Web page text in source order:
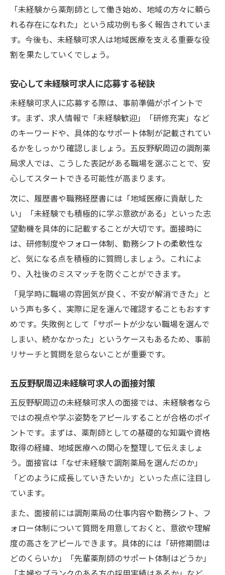
「未経験から薬剤師として働き始め、地域の方々に頼ら
れる存在になれた」という成功例も多く報告されていま
す。今後も、未経験可求人は地域医療を支える重要な役
割を果たしていくでしょう。
安心して未経験可求人に応募する秘訣
未経験可求人に応募する際は、事前準備がポイントで
す。まず、求人情報で「未経験歓迎」「研修充実」など
のキーワードや、具体的なサポート体制が記載されてい
るかをしっかり確認しましょう。五反野駅周辺の調剤薬
局求人では、こうした表記がある職場を選ぶことで、安
心してスタートできる可能性が高まります。
次に、履歴書や職務経歴書には「地域医療に貢献した
い」「未経験でも積極的に学ぶ意欲がある」といった志
望動機を具体的に記載することが大切です。面接時に
は、研修制度やフォロー体制、勤務シフトの柔軟性な
ど、気になる点を積極的に質問しましょう。これによ
り、入社後のミスマッチを防ぐことができます。
「見学時に職場の雰囲気が良く、不安が解消できた」と
いう声も多く、実際に足を運んで確認することもおすす
めです。失敗例として「サポートが少ない職場を選んで
しまい、続かなかった」というケースもあるため、事前
リサーチと質問を怠らないことが重要です。
五反野駅周辺未経験可求人の面接対策
五反野駅周辺の未経験可求人の面接では、未経験者なら
ではの視点や学ぶ姿勢をアピールすることが合格のポイ
ントです。まずは、薬剤師としての基礎的な知識や資格
取得の経緯、地域医療への関心を整理して伝えましょ
う。面接官は「なぜ未経験で調剤薬局を選んだのか」
「どのように成長していきたいか」といった点に注目し
ています。
また、面接前には調剤薬局の仕事内容や勤務シフト、フ
ォロー体制について質問を用意しておくと、意欲や理解
度の高さをアピールできます。具体的には「研修期間は
どのくらいか」「先輩薬剤師のサポート体制はどうか」